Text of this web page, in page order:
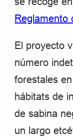
Reglamento
El proyecto
número
forestales
hábitats de
de sabina
un largo